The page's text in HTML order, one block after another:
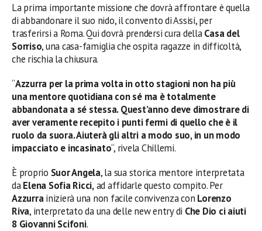
La prima importante missione che dovrà affrontare è quella
di abbandonare il suo nido, il convento di Assisi, per
trasferirsi a Roma. Qui dovrà prendersi cura dellaCasa del
Sorriso, una casa-famiglia che ospita ragazze in difficoltà,
che rischia la chiusura.
“Azzurra per la prima volta in otto stagioni non ha più
una mentore quotidiana con sé ma è totalmente
abbandonata a sé stessa. Quest’anno deve dimostrare di
aver veramente recepito i punti fermi di quello che è il
ruolo da suora. Aiuterà gli altri a modo suo, in un modo
impacciato e incasinato“, rivela Chillemi.
È proprio Suor Angela, la sua storica mentore interpretata
daElena Sofia Ricci,ad affidarle questo compito. Per
Azzurrainizierà una non facile convivenza con Lorenzo
Riva, interpretato da una delle new entry di Che Dio ci aiuti
8 Giovanni Scifoni.